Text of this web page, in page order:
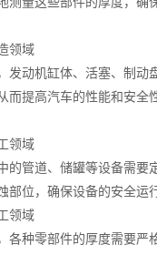
领域
动机缸体、活塞、制动盘
而提高汽车的性能和安
领域
管道、储罐等设备需要定
部位，确保设备的安全运
领域
种零部件的厚度需要严格